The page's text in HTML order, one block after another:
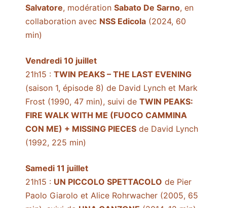
Salvatore, modération Sabato De Sarno, en
collaboration avec NSS Edicola (2024, 60
min)
Vendredi 10 juillet
21h15 : TWIN PEAKS – THE LAST EVENING
(saison 1, épisode 8) de David Lynch et Mark
Frost (1990, 47 min), suivi de TWIN PEAKS:
FIRE WALK WITH ME (FUOCO CAMMINA
CON ME) + MISSING PIECES de David Lynch
(1992, 225 min)
Samedi 11 juillet
21h15 : UN PICCOLO SPETTACOLO de Pier
Paolo Giarolo et Alice Rohrwacher (2005, 65